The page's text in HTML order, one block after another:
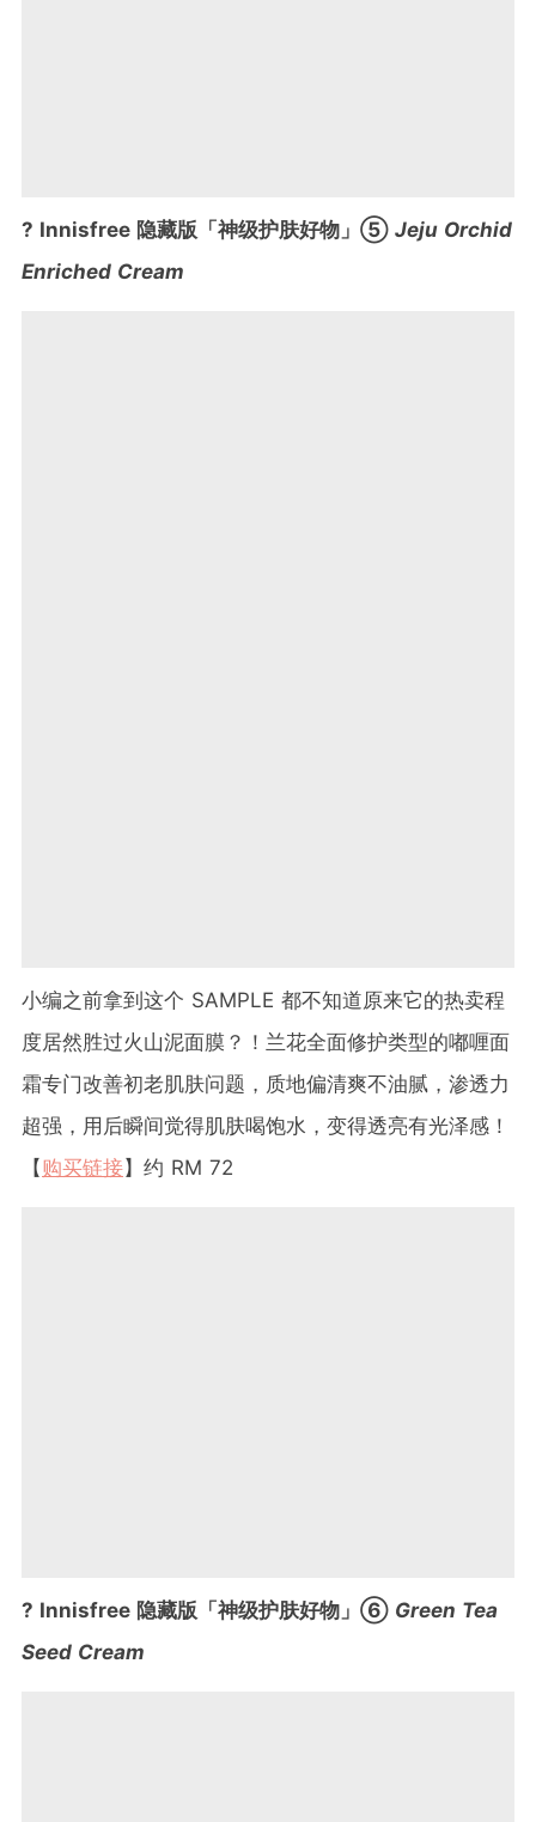
? Innisfree 隐藏版「神级护肤好物」⑤ Jeju Orchid
Enriched Cream
小编之前拿到这个 SAMPLE 都不知道原来它的热卖程
度居然胜过火山泥面膜？！兰花全面修护类型的嘟喱面
霜专门改善初老肌肤问题，质地偏清爽不油腻，渗透力
超强，用后瞬间觉得肌肤喝饱水，变得透亮有光泽感！
【 购买链接】约 RM 72
? Innisfree 隐藏版「神级护肤好物」⑥ Green Tea
Seed Cream